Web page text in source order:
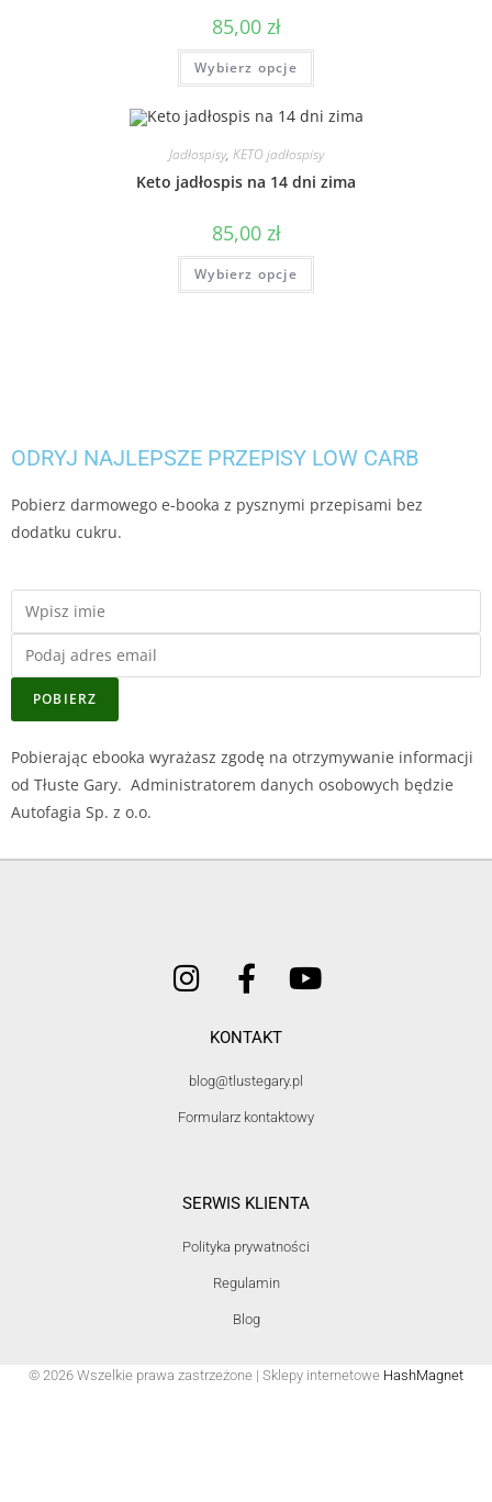
85,00 zł
Wybierz opcje
Jadłospisy, KETO jadłospisy
Keto jadłospis na 14 dni zima
85,00 zł
Wybierz opcje
ODRYJ NAJLEPSZE PRZEPISY LOW CARB
Pobierz darmowego e-booka z pysznymi przepisami bez
dodatku cukru.
POBIERZ
Pobierając ebooka wyrażasz zgodę na otrzymywanie informacji
od Tłuste Gary. Administratorem danych osobowych będzie
Autofagia Sp. z o.o.
KONTAKT
blog@tlustegary.pl
Formularz kontaktowy
SERWIS KLIENTA
Polityka prywatności
Regulamin
Blog
© 2026 Wszelkie prawa zastrzeżone | Sklepy internetowe HashMagnet